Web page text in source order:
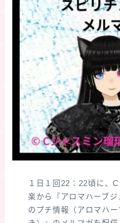
１日１回22：22頃に、
楽から『アロマハーブ
のプチ情報（アロマハ